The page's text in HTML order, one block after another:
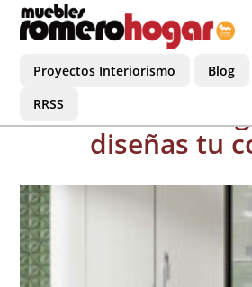
Proyectos Interiorismo Blog
RRSS
Materiales a
diseñas tu